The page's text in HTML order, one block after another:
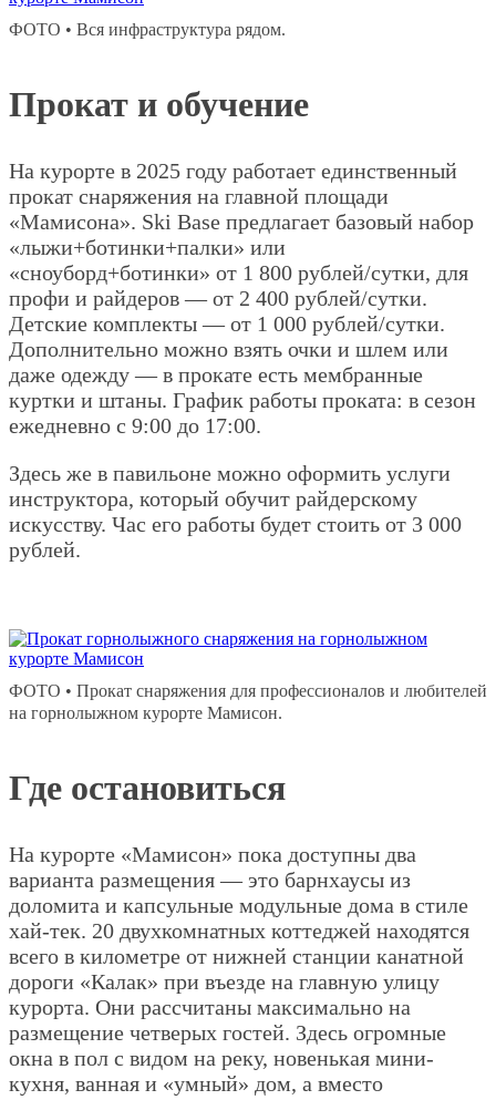
ФОТО • Вся инфраструктура рядом.
Прокат и обучение
На курорте в 2025 году работает единственный
прокат снаряжения на главной площади
«Мамисона». Ski Base предлагает базовый набор
«лыжи+ботинки+палки» или
«сноуборд+ботинки» от 1 800 рублей/сутки, для
профи и райдеров — от 2 400 рублей/сутки.
Детские комплекты — от 1 000 рублей/сутки.
Дополнительно можно взять очки и шлем или
даже одежду — в прокате есть мембранные
куртки и штаны. График работы проката: в сезон
ежедневно с 9:00 до 17:00.
Здесь же в павильоне можно оформить услуги
инструктора, который обучит райдерскому
искусству. Час его работы будет стоить от 3 000
рублей.
ФОТО • Прокат снаряжения для профессионалов и любителей
на горнолыжном курорте Мамисон.
Где остановиться
На курорте «Мамисон» пока доступны два
варианта размещения — это барнхаусы из
доломита и капсульные модульные дома в стиле
хай-тек. 20 двухкомнатных коттеджей находятся
всего в километре от нижней станции канатной
дороги «Калак» при въезде на главную улицу
курорта. Они рассчитаны максимально на
размещение четверых гостей. Здесь огромные
окна в пол с видом на реку, новенькая мини-
кухня, ванная и «умный» дом, а вместо